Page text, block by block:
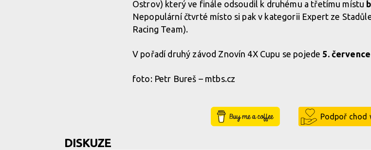
Ostrov) který ve finále odsoudil k druhému a třetímu místu
Nepopulární čtvrté místo si pak v kategorii Expert ze
Racing Team).
V pořadí druhý závod Znovín 4X Cupu se pojede 5.
foto: Petr Bureš – mtbs.cz
Buy Me a Coffee Podpoř chod
DISKUZE